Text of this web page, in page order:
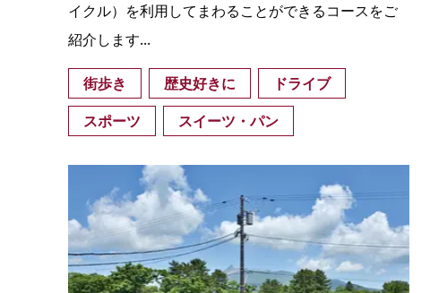
イクル）を利用してまわることができるコースをご
紹介します...
街歩き 歴史好きに
ドライブ
スポーツ
スイーツ・パン